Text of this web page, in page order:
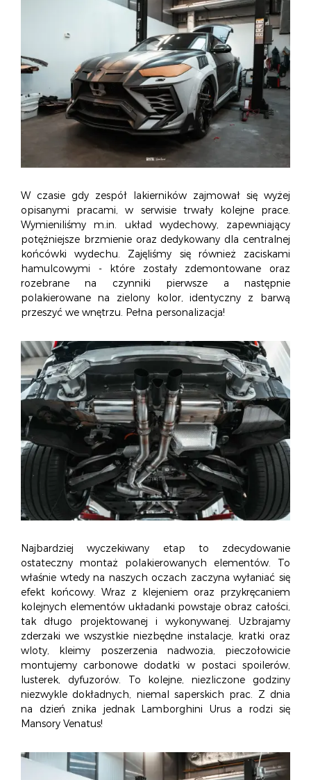
W czasie gdy zespół lakierników zajmował się wyżej
opisanymi pracami, w serwisie trwały kolejne prace.
Wymieniliśmy m.in. układ wydechowy, zapewniający
potężniejsze brzmienie oraz dedykowany dla centralnej
końcówki wydechu. Zajęliśmy się również zaciskami
hamulcowymi - które zostały zdemontowane oraz
rozebrane na czynniki pierwsze a następnie
polakierowane na zielony kolor, identyczny z barwą
przeszyć we wnętrzu. Pełna personalizacja!
Najbardziej wyczekiwany etap to zdecydowanie
ostateczny montaż polakierowanych elementów. To
właśnie wtedy na naszych oczach zaczyna wyłaniać się
efekt końcowy. Wraz z klejeniem oraz przykręcaniem
kolejnych elementów układanki powstaje obraz całości,
tak długo projektowanej i wykonywanej. Uzbrajamy
zderzaki we wszystkie niezbędne instalacje, kratki oraz
wloty, kleimy poszerzenia nadwozia, pieczołowicie
montujemy carbonowe dodatki w postaci spoilerów,
lusterek, dyfuzorów. To kolejne, niezliczone godziny
niezwykle dokładnych, niemal saperskich prac. Z dnia
na dzień znika jednak Lamborghini Urus a rodzi się
Mansory Venatus!